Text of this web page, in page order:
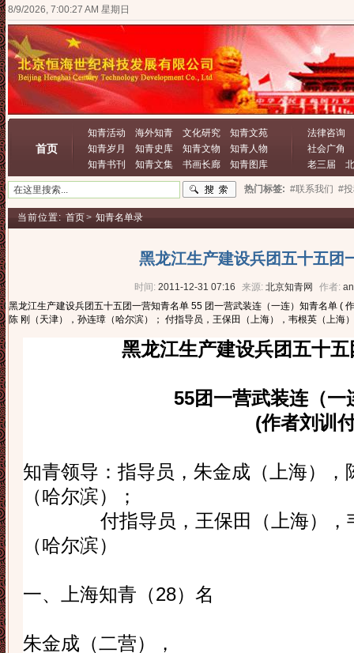
8/9/2026, 7:00:29 AM 星期日
首页
知青活动 海外知青 文化研究
知青文苑
知青岁月
知青史库 知青文物
知青人物
知青书刊
知青文集 书画长廊 知青图库
法律咨询
社会广角
老三届
热门标签: #联系我们 #
当前位置: 首页> 知青名单录
黑龙江生产建设兵团五十五团
时间: 2011-12-31 07:16 来源: 北京知青网 作者:
黑龙江生产建设兵团五十五团一营知青名单 55 团一营武装连（一连）知青名单 (
陈 刚（天津），孙连璋（哈尔滨）； 付指导员，王保田（上海），韦根英（上海
黑龙江生产建设兵团五十
55团一营武装连（一
(作者刘训
知青领导：指导员，朱金成（上海），
（哈尔滨）；
付指导员，王保田（上海）
（哈尔滨）
一、 上海知青（28）名
朱金成（二营），